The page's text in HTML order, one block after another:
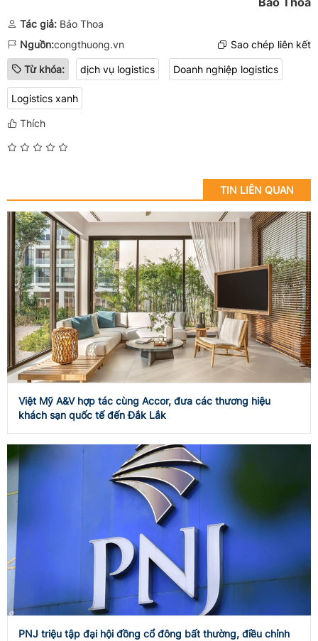
Tác giả: Bảo Thoa
Nguồn:congthuong.vn Sao chép liên kết
Từ khóa: dịch vụ logistics Doanh nghiệp logistics
Logistics xanh
Thích
TIN LIÊN QUAN
Việt Mỹ A&V hợp tác cùng Accor, đưa các thương hiệu
khách sạn quốc tế đến Đắk Lắk
PNJ triệu tập đại hội đồng cổ đông bất thường, điều chỉnh